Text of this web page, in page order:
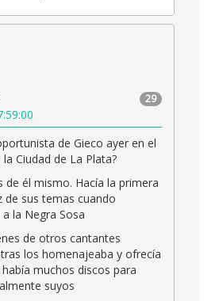
29
de Gieco ayer en el
Ciudad de La Plata?
de él mismo. Hacía la primera
de sus temas cuando
la Negra Sosa
de otros cantantes
los homenajeaba y ofrecía
muchos discos para
suyos